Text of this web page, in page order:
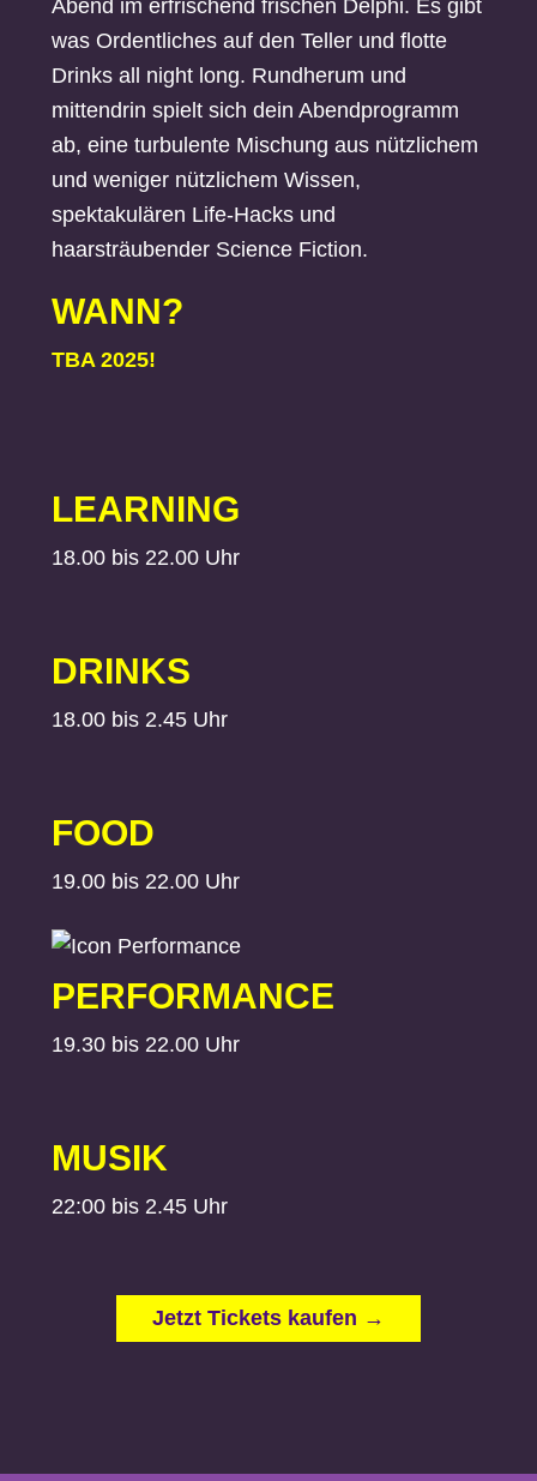
Abend im erfrischend frischen Delphi. Es gibt
was Ordentliches auf den Teller und flotte
Drinks all night long. Rundherum und
mittendrin spielt sich dein Abendprogramm
ab, eine turbulente Mischung aus nützlichem
und weniger nützlichem Wissen,
spektakulären Life-Hacks und
haarsträubender Science Fiction.
WANN?
TBA 2025!
LEARNING
18.00 bis 22.00 Uhr
DRINKS
18.00 bis 2.45 Uhr
FOOD
19.00 bis 22.00 Uhr
PERFORMANCE
19.30 bis 22.00 Uhr
MUSIK
22:00 bis 2.45 Uhr
Jetzt Tickets kaufen →